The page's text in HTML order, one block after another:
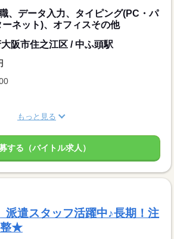
、データ入力、タイピング(PC・パ
ネット)、オフィスその他
阪市住之江区 / 中ふ頭駅
もっと見る
する（バイトル求人）
派遣スタッフ活躍中♪長期！注
整★